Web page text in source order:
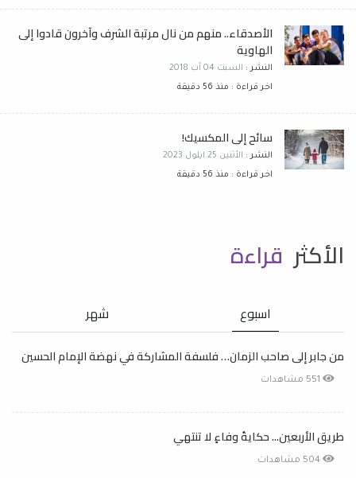
الأصدقاء.. منهم من نال مرتبة الشرف وآخرون قادوا إلى
الهاوية
النشر : السبت 04 آب 2018
اخر قراءة : منذ 56 دقيقة
سائح إلى المكسيك!
النشر : الأثنين 25 ايلول 2023
اخر قراءة : منذ 56 دقيقة
الأكثر قراءة
اسبوع شهر
من جابر إلى صاحب الزمان… فلسفة المشاركة في نهضة الإمام الحسين
طريق الأربعين... حكايةُ وفاءٍ لا تنتهي